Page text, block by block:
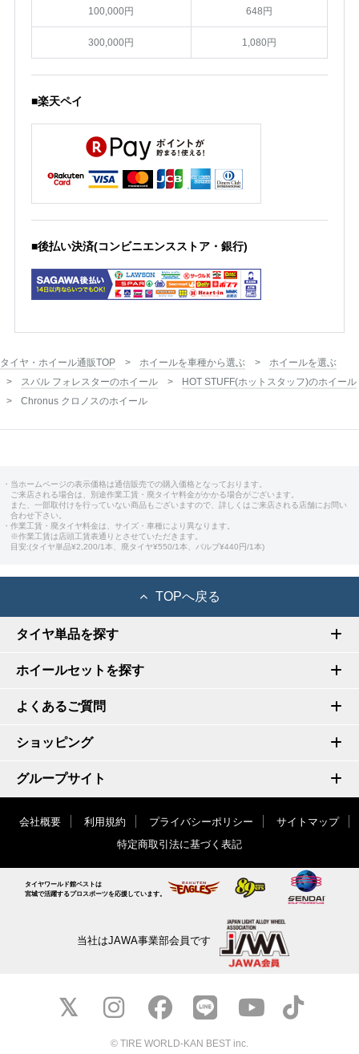
100,000円 648円
300,000円 1,080円
■楽天ペイ
■後払い決済(コンビニエンスストア・銀行)
タイヤ・ホイール通販TOP ホイールを車種から選ぶ
ホイールを選ぶ
スバル フォレスターのホイール
HOT STUFF(ホットスタッフ)のホイール
Chronus クロノスのホイール
・当ホームページの表示価格は通信販売での購入価格となっております。
ご来店される場合は、別途作業工賃・廃タイヤ料金がかかる場合がございます。
また、一部取付けを行っていない商品もございますので、詳しくはご来店される店舗にお問い
合わせ下さい。
・作業工賃・廃タイヤ料金は、サイズ・車種により異なります。
※作業工賃は店頭工賃表通りとさせていただきます。
目安:(タイヤ単品¥2,200/1本、廃タイヤ¥550/1本、バルブ¥440円/1本)
TOPへ戻る
タイヤ単品を探す
ホイールセットを探す
よくあるご質問
ショッピング
グループサイト
会社概要 利用規約 プライバシーポリシー
サイトマップ
特定商取引法に基づく表記
タイヤワールド館ベストは
宮城で活躍するプロスポーツを応援しています。
当社はJAWA事業部会員です
© TIRE WORLD-KAN BEST inc.